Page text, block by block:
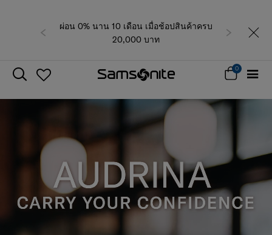
ผ่อน 0% นาน 10 เดือน เมื่อช้อปสินค้าครบ
20,000 บาท
ก่อนหน้า ถัดไป
0